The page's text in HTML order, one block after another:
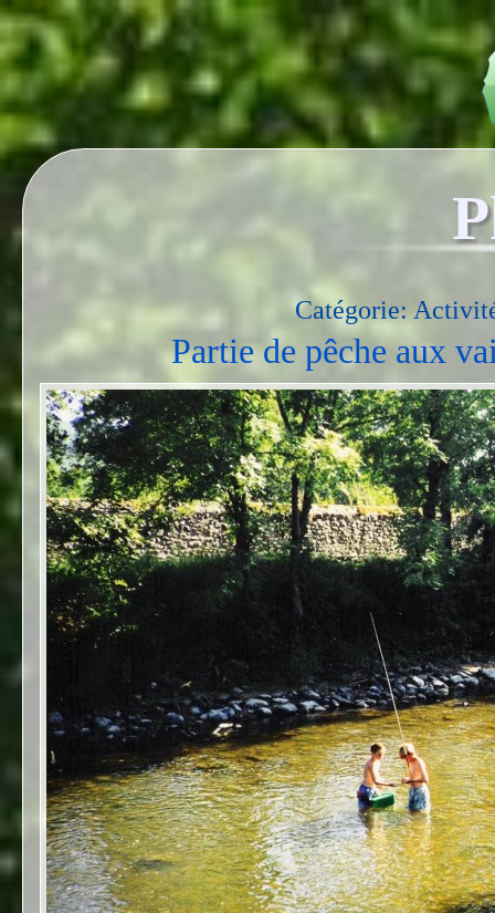
Catégorie:
Partie de pêche aux